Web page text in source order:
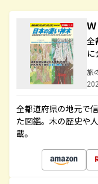
全
に
旅
全都道府県の地元で
た図鑑。木の歴史や
載。